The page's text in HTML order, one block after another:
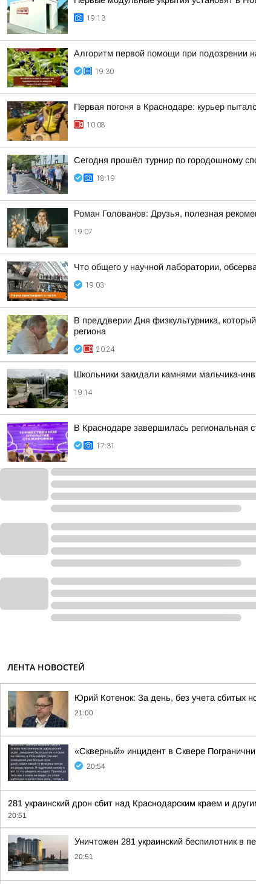
19:13
Алгоритм первой помощи при подозрении
19:30
Первая погоня в Краснодаре: курьер
10:08
Сегодня прошёл турнир по городошному
18:19
Роман Голованов: Друзья, полезная
19:07
Что общего у научной лаборатории,
19:03
В преддверии Дня физкультурника,
региона
20:24
Школьники закидали камнями мальчика-
19:14
В Краснодаре завершилась региональная
17:31
ЛЕНТА НОВОСТЕЙ
Юрий Котенок: За день, без учета сбитых
21:00
«Скверный» инцидент в Сквере
20:54
281 украинский дрон сбит над Краснодарским краем и
20:51
Уничтожен 281 украинский беспилотник
20:51